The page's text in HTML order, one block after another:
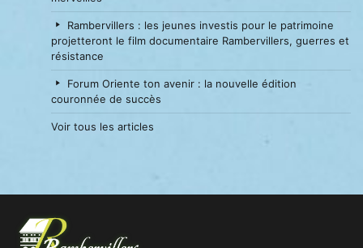
Rambervillers : les jeunes investis pour le patrimoine
projetteront le film documentaire Rambervillers, guerres et
résistance
Forum Oriente ton avenir : la nouvelle édition
couronnée de succès
Voir tous les articles